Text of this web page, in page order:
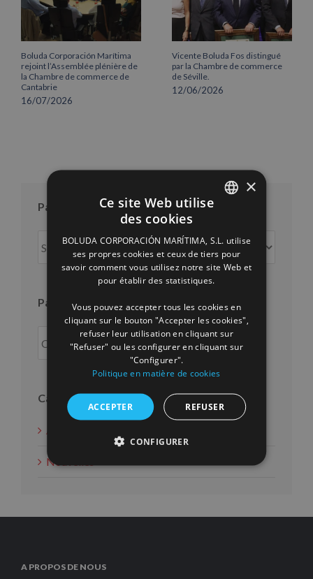
Boluda Corporación Marítima
rejoint l’Assemblée plénière de
la Chambre de commerce de
Cantabrie
16/07/2026
Vicente Boluda Fos distingué
par la Chambre de commerce
de Séville.
12/06/2026
Par mois
mois
Par an
Catégories
Actions d'intérêt social
Nouvelles
A PROPOS DE NOUS
ENGLISH
FRENCH
×
Ce site Web utilise
des cookies
BOLUDA CORPORACIÓN MARÍTIMA, S.L. utilise
ses propres cookies et ceux de tiers pour
savoir comment vous utilisez notre site Web et
pour établir des statistiques.
Vous pouvez accepter tous les cookies en
cliquant sur le bouton "Accepter les cookies",
refuser leur utilisation en cliquant sur
"Refuser" ou les configurer en cliquant sur
"Configurer".
Politique en matière de cookies
ACCEPTER REFUSER
CONFIGURER